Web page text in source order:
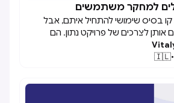
למחקר משתמשים
קו בסיס שימושי להתחיל איתם, אבל
אותן לצרכים של פרויקט נתון. הם
צריכים בדרך כלל, אבל אנחנו
אותם כדי להיות שימושיים. אני
•
🇮🇱